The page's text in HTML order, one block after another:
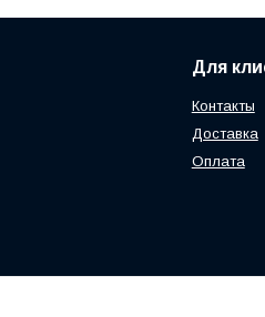
Для
Контакты
Доставка
Оплата